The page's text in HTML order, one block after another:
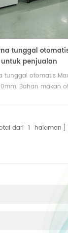
tunggal
untuk penjualan
tunggal otomatis
Bahan makan
dari 1 halaman